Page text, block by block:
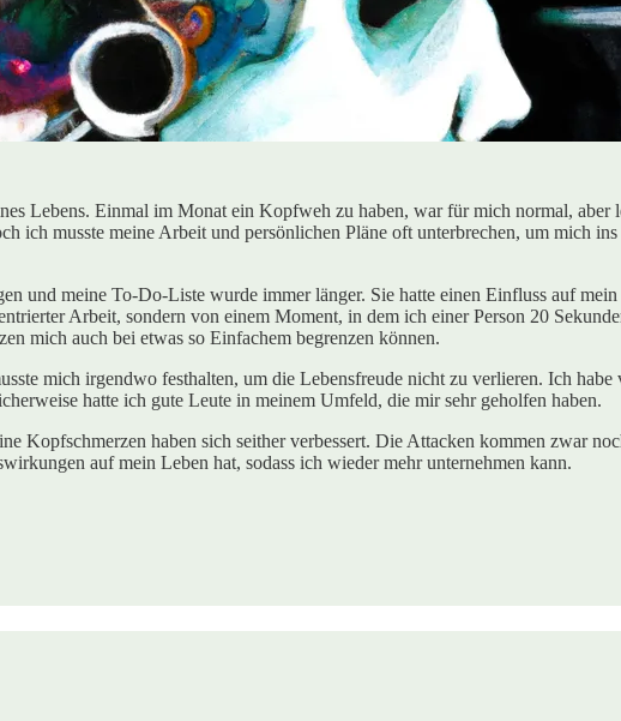
Lebens. Einmal im Monat ein Kopfweh zu haben, war für mich normal, aber
ich musste meine Arbeit und persönlichen Pläne oft unterbrechen, um mich
und meine To-Do-Liste wurde immer länger. Sie hatte einen Einfluss auf
Arbeit, sondern von einem Moment, in dem ich einer Person 20
mich auch bei etwas so Einfachem begrenzen können.
mich irgendwo festhalten, um die Lebensfreude nicht zu verlieren. Ich
hatte ich gute Leute in meinem Umfeld, die mir sehr geholfen haben.
Kopfschmerzen haben sich seither verbessert. Die Attacken kommen zwar
auf mein Leben hat, sodass ich wieder mehr unternehmen kann.